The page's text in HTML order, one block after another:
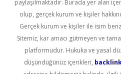
paylaşılmaktadır. Burada yer alan
olup, gerçek kurum ve kişiler
Gerçek kurum ve kişiler ile isim
Sitemiz, kar amacı gütmeyen ve
platformudur. Hukuka ve yasal
düşündüğünüz içerikleri,